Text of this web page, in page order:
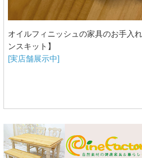
オイルフィニッシュの家具のお手入
ンスキット】
[実店舗展示中]